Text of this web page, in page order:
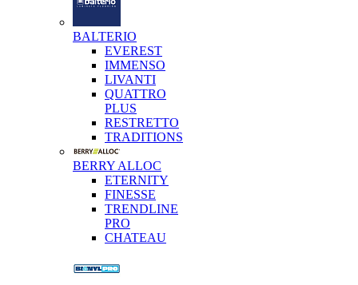
BALTERIO
EVEREST
IMMENSO
LIVANTI
QUATTRO
PLUS
RESTRETTO
TRADITIONS
BERRY ALLOC
ETERNITY
FINESSE
TRENDLINE
PRO
CHATEAU